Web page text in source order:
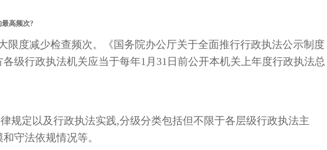
高频次?
度减少检查频次。《国务院办公厅关于全面推行行政执法公示制度
级行政执法机关应当于每年1月31日前公开本机关上年度行政执法总
规定以及行政执法实践,分级分类包括但不限于各层级行政执法主
守法依规情况等。